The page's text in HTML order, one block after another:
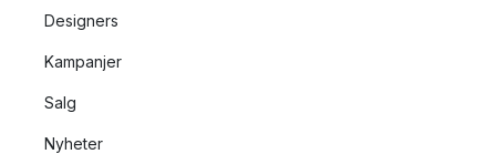
Designers
Kampanjer
Salg
Nyheter